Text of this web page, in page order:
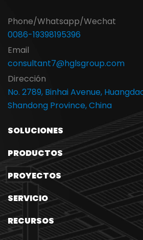
Phone/Whatsapp/Wechat
0086-19398195396
Email
consultant7@hglsgroup.com
Dirección
No. 2789, Binhai Avenue,
Shandong Province, China
SOLUCIONES
PRODUCTOS
PROYECTOS
SERVICIO
RECURSOS